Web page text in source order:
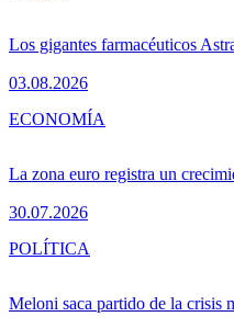
Los gigantes farmacéuticos
03.08.2026
La zona euro registra un
30.07.2026
ECONOMÍA
Meloni saca partido de la crisis
POLÍTICA